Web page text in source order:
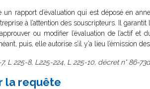
un rapport d’évaluation qui est déposé en
à l’attention des souscripteurs. Il
approuver ou modifier l’évaluation de l’actif
puis, elle autorise s’il y’a lieu l’émission
L 225-8, L225-224, L 225-10, décret n° 86-
la requête